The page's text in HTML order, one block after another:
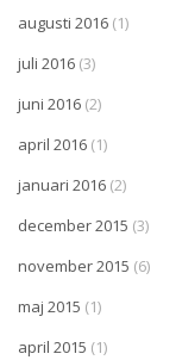
augusti 2016 (1)
juli 2016 (3)
juni 2016 (2)
april 2016 (1)
januari 2016 (2)
december 2015 (3)
november 2015 (6)
maj 2015 (1)
april 2015 (1)